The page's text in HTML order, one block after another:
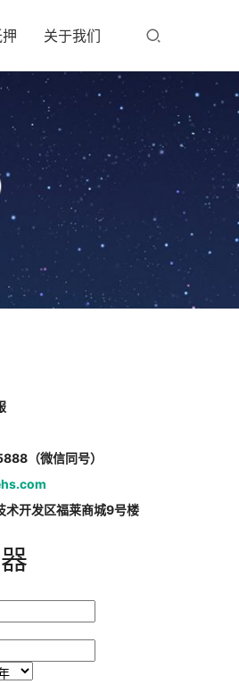
关于我们
（微信同号）
术开发区福莱商城9号楼